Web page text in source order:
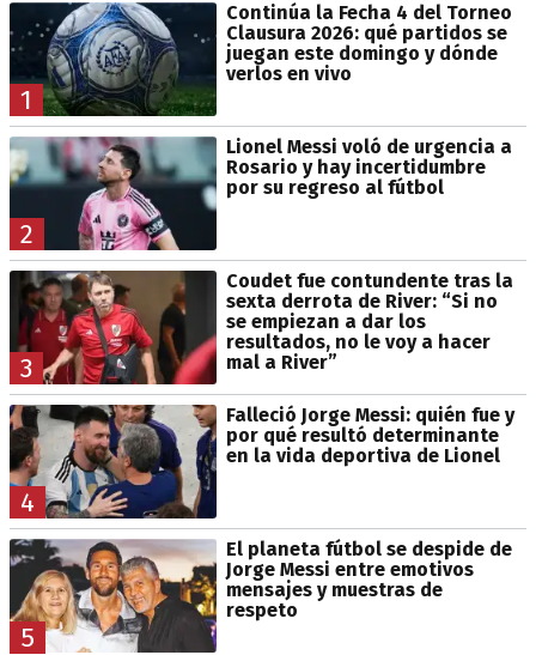
1
Continúa la Fecha 4 del Torneo
Clausura 2026: qué partidos se
juegan este domingo y dónde
verlos en vivo
2
Lionel Messi voló de urgencia a
Rosario y hay incertidumbre
por su regreso al fútbol
3
Coudet fue contundente tras la
sexta derrota de River: “Si no
se empiezan a dar los
resultados, no le voy a hacer
mal a River”
4
Falleció Jorge Messi: quién fue y
por qué resultó determinante
en la vida deportiva de Lionel
5
El planeta fútbol se despide de
Jorge Messi entre emotivos
mensajes y muestras de
respeto